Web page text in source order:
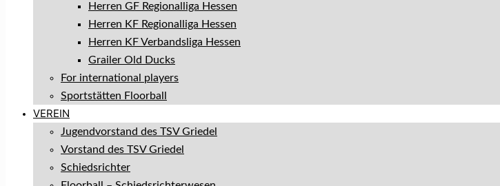
Herren GF Regionalliga Hessen
Herren KF Regionalliga Hessen
Herren KF Verbandsliga Hessen
Grailer Old Ducks
For international players
Sportstätten Floorball
VEREIN
Jugendvorstand des TSV Griedel
Vorstand des TSV Griedel
Schiedsrichter